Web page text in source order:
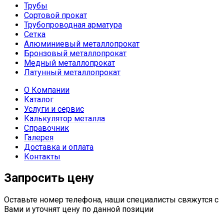
Трубы
Сортовой прокат
Трубопроводная арматура
Сетка
Алюминиевый металлопрокат
Бронзовый металлопрокат
Медный металлопрокат
Латунный металлопрокат
О Компании
Каталог
Услуги и сервис
Калькулятор металла
Справочник
Галерея
Доставка и оплата
Контакты
Запросить цену
Оставьте номер телефона, наши специалисты свяжутся с
Вами и уточнят цену по данной позиции